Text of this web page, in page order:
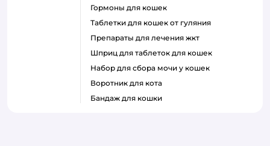
гормоны для кошек
таблетки для кошек от гуляния
препараты для лечения жкт
шприц для таблеток для кошек
набор для сбора мочи у кошек
воротник для кота
бандаж для кошки